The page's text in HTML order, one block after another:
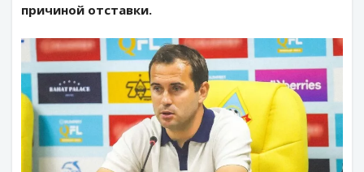
причиной отставки.